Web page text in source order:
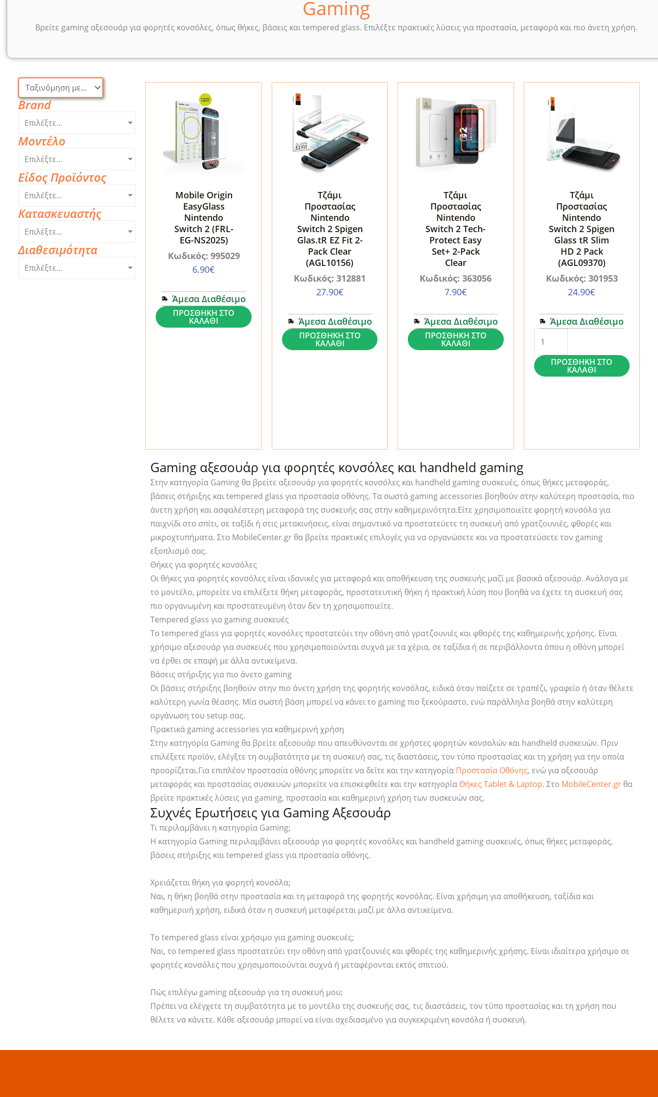
Gaming
Βρείτε gaming αξεσουάρ για φορητές κονσόλες, όπως θήκες, βάσεις και tempered glass. Επιλέξτε πρακτικές λύσεις για προστασία, μεταφορά και πιο άνετη χρήση.
Brand
Επιλέξτε...
Μοντέλο
Επιλέξτε...
Είδος Προϊόντος
Επιλέξτε...
Κατασκευαστής
Επιλέξτε...
Διαθεσιμότητα
Επιλέξτε...
Mobile Origin
EasyGlass
Nintendo
Switch 2 (FRL-
EG-NS2025)
Κωδικός: 995029
6.90€
Άμεσα Διαθέσιμο
Mobile
Origin
ΠΡΟΣΘΉΚΗ ΣΤΟ
ΚΑΛΆΘΙ
Τζάμι
Προστασίας
Nintendo
Switch 2 Spigen
Glas.tR EZ Fit 2-
Pack Clear
(AGL10156)
Κωδικός: 312881
27.90€
Άμεσα Διαθέσιμο
Τζάμι
Προστασίας
Pack
Clear
(AGL10156)
ποσότητα
ΠΡΟΣΘΉΚΗ ΣΤΟ
ΚΑΛΆΘΙ
Τζάμι
Προστασίας
Nintendo
Switch 2 Tech-
Protect Easy
Set+ 2-Pack
Clear
Κωδικός: 363056
7.90€
Άμεσα Διαθέσιμο
Τζάμι
Προστασίας
Pack
Clear
ποσότητα
ΠΡΟΣΘΉΚΗ ΣΤΟ
ΚΑΛΆΘΙ
Τζάμι
Προστασίας
Nintendo
Switch 2 Spigen
Glass tR Slim
HD 2 Pack
(AGL09370)
Κωδικός: 301953
24.90€
Άμεσα Διαθέσιμο
Nintendo
Switch
Pack
(AGL09370)
ποσότητα
ΠΡΟΣΘΉΚΗ ΣΤΟ
ΚΑΛΆΘΙ
Gaming αξεσουάρ για φορητές κονσόλες και handheld gaming
Στην κατηγορία Gaming θα βρείτε αξεσουάρ για φορητές κονσόλες και handheld gaming συσκευές, όπως θήκες μεταφοράς,
βάσεις στήριξης και tempered glass για προστασία οθόνης. Τα σωστά gaming accessories βοηθούν στην καλύτερη προστασία, πιο
άνετη χρήση και ασφαλέστερη μεταφορά της συσκευής σας στην καθημερινότητα.Είτε χρησιμοποιείτε φορητή κονσόλα για
παιχνίδι στο σπίτι, σε ταξίδι ή στις μετακινήσεις, είναι σημαντικό να προστατεύετε τη συσκευή από γρατζουνιές, φθορές και
μικροχτυπήματα. Στο MobileCenter.gr θα βρείτε πρακτικές επιλογές για να οργανώσετε και να προστατεύσετε τον gaming
εξοπλισμό σας.
Θήκες για φορητές κονσόλες
Οι θήκες για φορητές κονσόλες είναι ιδανικές για μεταφορά και αποθήκευση της συσκευής μαζί με βασικά αξεσουάρ. Ανάλογα με
το μοντέλο, μπορείτε να επιλέξετε θήκη μεταφοράς, προστατευτική θήκη ή πρακτική λύση που βοηθά να έχετε τη συσκευή σας
πιο οργανωμένη και προστατευμένη όταν δεν τη χρησιμοποιείτε.
Tempered glass για gaming συσκευές
Το tempered glass για φορητές κονσόλες προστατεύει την οθόνη από γρατζουνιές και φθορές της καθημερινής χρήσης. Είναι
χρήσιμο αξεσουάρ για συσκευές που χρησιμοποιούνται συχνά με τα χέρια, σε ταξίδια ή σε περιβάλλοντα όπου η οθόνη μπορεί
να έρθει σε επαφή με άλλα αντικείμενα.
Βάσεις στήριξης για πιο άνετο gaming
Οι βάσεις στήριξης βοηθούν στην πιο άνετη χρήση της φορητής κονσόλας, ειδικά όταν παίζετε σε τραπέζι, γραφείο ή όταν θέλετε
καλύτερη γωνία θέασης. Μία σωστή βάση μπορεί να κάνει το gaming πιο ξεκούραστο, ενώ παράλληλα βοηθά στην καλύτερη
οργάνωση του setup σας.
Πρακτικά gaming accessories για καθημερινή χρήση
Στην κατηγορία Gaming θα βρείτε αξεσουάρ που απευθύνονται σε χρήστες φορητών κονσολών και handheld συσκευών. Πριν
επιλέξετε προϊόν, ελέγξτε τη συμβατότητα με τη συσκευή σας, τις διαστάσεις, τον τύπο προστασίας και τη χρήση για την οποία
προορίζεται.Για επιπλέον προστασία οθόνης μπορείτε να δείτε και την κατηγορία Προστασία Οθόνης, ενώ για αξεσουάρ
μεταφοράς και προστασίας συσκευών μπορείτε να επισκεφθείτε και την κατηγορία Θήκες Tablet & Laptop. Στο MobileCenter.gr θα
βρείτε πρακτικές λύσεις για gaming, προστασία και καθημερινή χρήση των συσκευών σας.
Συχνές Ερωτήσεις για Gaming Αξεσουάρ
Τι περιλαμβάνει η κατηγορία Gaming;
Η κατηγορία Gaming περιλαμβάνει αξεσουάρ για φορητές κονσόλες και handheld gaming συσκευές, όπως θήκες μεταφοράς,
βάσεις στήριξης και tempered glass για προστασία οθόνης.
Χρειάζεται θήκη για φορητή κονσόλα;
Ναι, η θήκη βοηθά στην προστασία και τη μεταφορά της φορητής κονσόλας. Είναι χρήσιμη για αποθήκευση, ταξίδια και
καθημερινή χρήση, ειδικά όταν η συσκευή μεταφέρεται μαζί με άλλα αντικείμενα.
Το tempered glass είναι χρήσιμο για gaming συσκευές;
Ναι, το tempered glass προστατεύει την οθόνη από γρατζουνιές και φθορές της καθημερινής χρήσης. Είναι ιδιαίτερα χρήσιμο σε
φορητές κονσόλες που χρησιμοποιούνται συχνά ή μεταφέρονται εκτός σπιτιού.
Πώς επιλέγω gaming αξεσουάρ για τη συσκευή μου;
Πρέπει να ελέγχετε τη συμβατότητα με το μοντέλο της συσκευής σας, τις διαστάσεις, τον τύπο προστασίας και τη χρήση που
θέλετε να κάνετε. Κάθε αξεσουάρ μπορεί να είναι σχεδιασμένο για συγκεκριμένη κονσόλα ή συσκευή.